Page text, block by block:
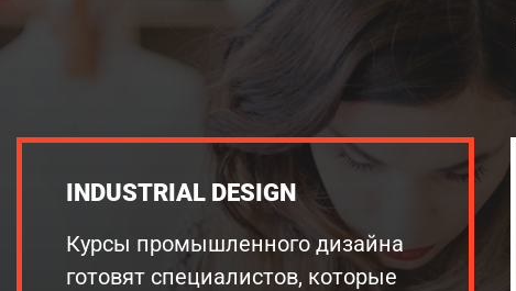
INDUSTRIAL DESIGN
Курсы промышленного дизайна
готовят специалистов, которые